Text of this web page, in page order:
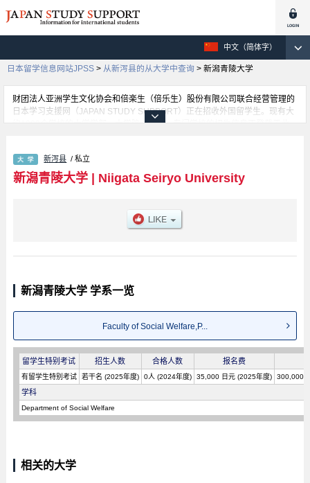
中文（简体字）
日本留学信息网站JPSS > 从新泻县的从大学中查询 > 新潟青陵大学
财团法人亚洲学生文化协会和倍楽生（倍乐生）股份有限公司联合经营管理的
日本学习支援网（JAPAN STUDY SUPPORT）正在招收外国留学生。现有大
约1300个学校的大学学部、大学院、短大、专门学校的招生信息正登载于此
Welfare,Psychology and Child Development 学部等各学部的不同信息。招收
名额、合格人数等考试信息，以及设施介绍、联系方式等外国留学生必要的信
息都登载于此，请务必查阅和利用此网。
新泻县 / 私立
新潟青陵大学| Niigata Seiryo University
新潟青陵大学 学系一览
Faculty of Social Welfare,P...
留学生特别考试 招生人数 合格人数 报名费
有留学生特别考试 若干名 (2025年度) 0人 (2024年度) 35,000 日元 (2025年度) 300,000
学科
Department of Social Welfare
相关的大学